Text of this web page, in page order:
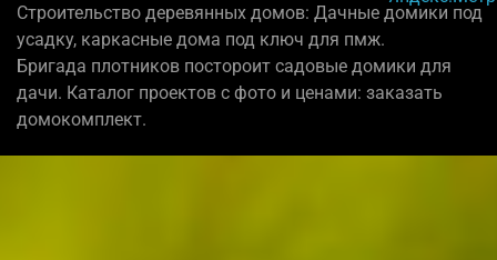
Строительство деревянных домов: Дачные домики под
усадку, каркасные дома под ключ для пмж.
Бригада плотников постороит садовые домики для
дачи. Каталог проектов с фото и ценами: заказать
домокомплект.